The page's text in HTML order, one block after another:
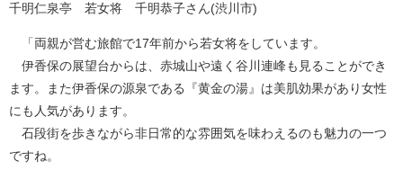
千明仁泉亭 若女将 千明恭子さん(渋川市)
「両親が営む旅館で17年前から若女将をしています。
伊香保の展望台からは、赤城山や遠く谷川連峰も見ることができ
ます。また伊香保の源泉である『黄金の湯』は美肌効果があり女性
にも人気があります。
石段街を歩きながら非日常的な雰囲気を味わえるのも魅力の一つ
ですね。